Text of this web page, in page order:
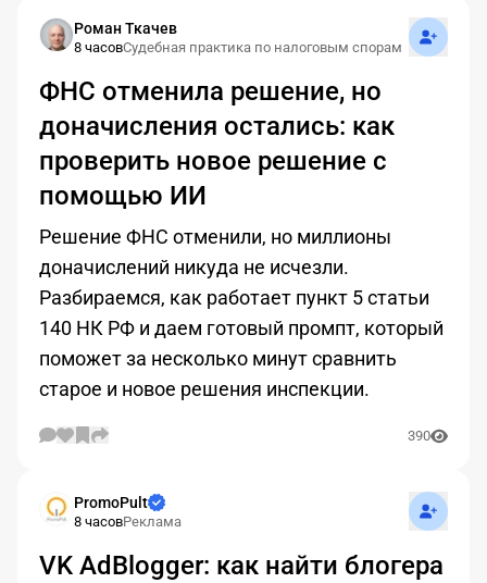
Роман Ткачев
8 часовСудебная практика по налоговым спорам
ФНС отменила решение, но
доначисления остались: как
проверить новое решение с
помощью ИИ
Решение ФНС отменили, но миллионы
доначислений никуда не исчезли.
Разбираемся, как работает пункт 5 статьи
140 НК РФ и даем готовый промпт, который
поможет за несколько минут сравнить
старое и новое решения инспекции.
390
PromoPult
8 часовРеклама
VK AdBlogger: как найти блогера